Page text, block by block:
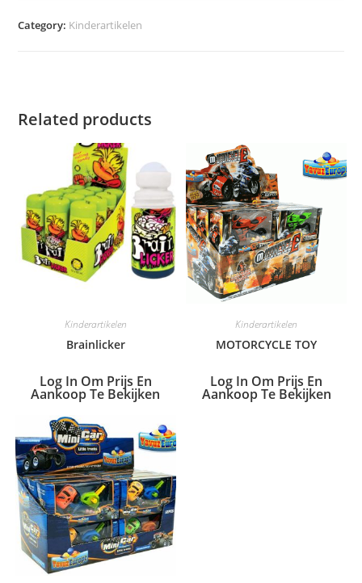
Category: Kinderartikelen
Related products
Kinderartikelen
Brainlicker
Log In Om Prijs En
Aankoop Te Bekijken
Kinderartikelen
MOTORCYCLE TOY
Log In Om Prijs En
Aankoop Te Bekijken